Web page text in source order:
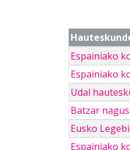
Espainiako
Espainiako
Udal
Batzar
Eusko
Espainiako